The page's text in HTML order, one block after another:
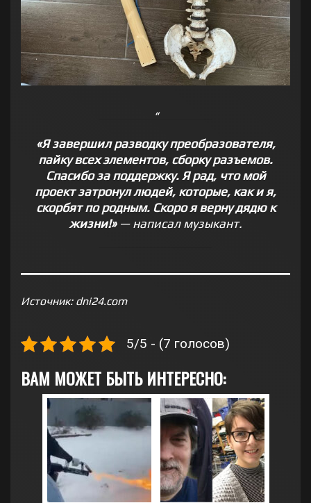
«Я завершил разводку преобразователя,
пайку всех элементов, сборку разъемов.
Спасибо за поддержку. Я рад, что мой
проект затронул людей, которые, как и я,
скорбят по родным. Скоро я верну дядю к
жизни!»— написал музыкант.
Источник: dni24.com
5/5 - (7 голосов)
ВАМ МОЖЕТ БЫТЬ ИНТЕРЕСНО: